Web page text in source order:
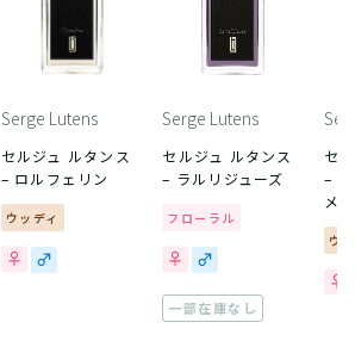
Serge Lutens
セルジュ ルタンス
– ロルフェリン
ウッディ
Serge Lutens
セルジュ ルタンス
– ラルリジューズ
フローラル
一部在庫なし
セ
–
メ
ウ